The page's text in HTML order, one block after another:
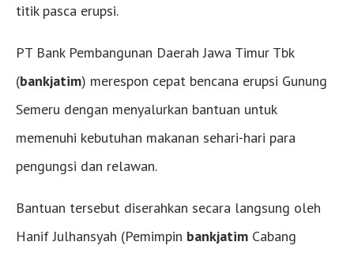
titik pasca erupsi.
PT Bank Pembangunan Daerah Jawa Timur Tbk
(bankjatim) merespon cepat bencana erupsi Gunung
Semeru dengan menyalurkan bantuan untuk
memenuhi kebutuhan makanan sehari-hari para
pengungsi dan relawan.
Bantuan tersebut diserahkan secara langsung oleh
Hanif Julhansyah (Pemimpin bankjatim Cabang